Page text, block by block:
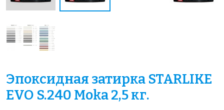
Эпоксидная затирка STARLIKE
EVO S.240 Moka 2,5 кг.